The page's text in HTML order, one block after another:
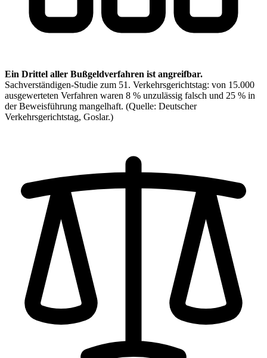
Ein Drittel aller Bußgeldverfahren ist angreifbar.
Sachverständigen-Studie zum 51. Verkehrsgerichtstag: von 15.000
ausgewerteten Verfahren waren 8 % unzulässig falsch und 25 % in
der Beweisführung mangelhaft. (Quelle: Deutscher
Verkehrsgerichtstag, Goslar.)